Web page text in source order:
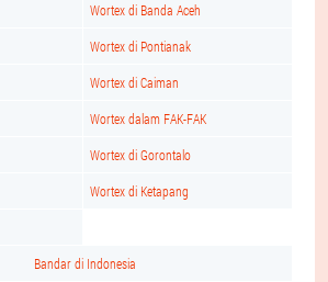
Wortex di Banda Aceh
Wortex di Pontianak
Wortex di Caiman
Wortex dalam FAK-FAK
Wortex di Gorontalo
Wortex di Ketapang
Bandar di Indonesia